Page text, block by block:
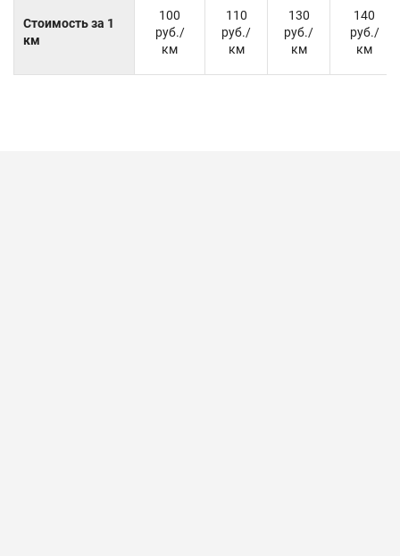
Стоимость за 1
км
100
руб./
км
110
руб./
км
130
руб./
км
140
руб./
км